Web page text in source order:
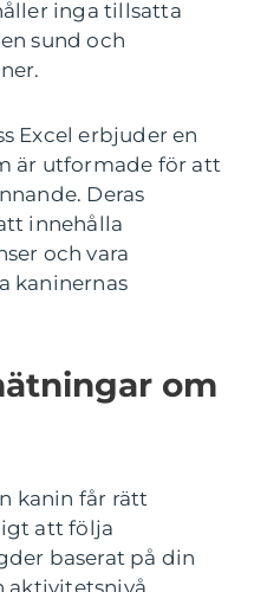
inga tillsatta
sund och
Excel erbjuder en
är utformade för att
Deras
innehålla
och vara
kaninernas
om
kanin får rätt
att följa
baserat på din
aktivitetsnivå.